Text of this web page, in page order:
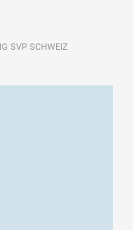
SVP SCHWEIZ